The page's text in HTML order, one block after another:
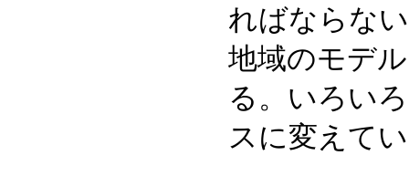
ればならな
地域のモデ
る。いろい
スに変えて